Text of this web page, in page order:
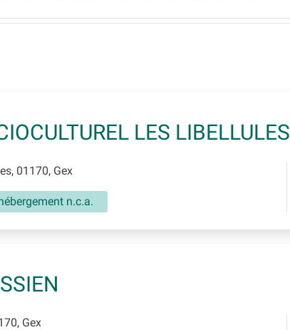
LES LIBELLULES
01170, Gex
n.c.a.
Gex